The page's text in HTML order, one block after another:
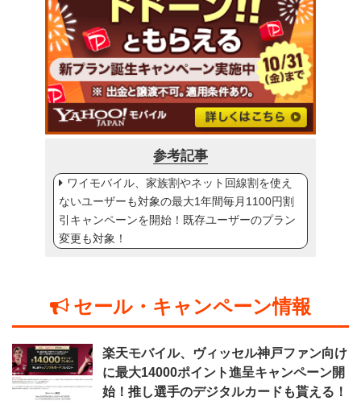
参考記事
ワイモバイル、家族割やネット回線割を使え
ないユーザーも対象の最大1年間毎月1100円割
引キャンペーンを開始！既存ユーザーのプラン
変更も対象！
セール・キャンペーン情報
楽天モバイル、ヴィッセル神戸ファン向け
に最大14000ポイント進呈キャンペーン開
始！推し選手のデジタルカードも貰える！